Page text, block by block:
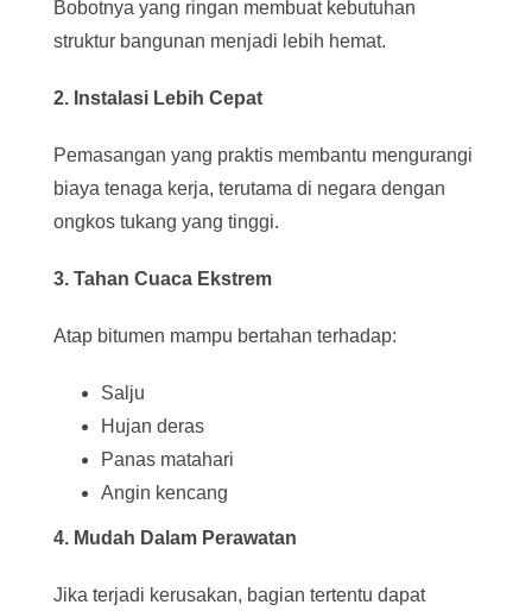
Bobotnya yang ringan membuat kebutuhan
struktur bangunan menjadi lebih hemat.
2. Instalasi Lebih Cepat
Pemasangan yang praktis membantu mengurangi
biaya tenaga kerja, terutama di negara dengan
ongkos tukang yang tinggi.
3. Tahan Cuaca Ekstrem
Atap bitumen mampu bertahan terhadap:
Salju
Hujan deras
Panas matahari
Angin kencang
4. Mudah Dalam Perawatan
Jika terjadi kerusakan, bagian tertentu dapat